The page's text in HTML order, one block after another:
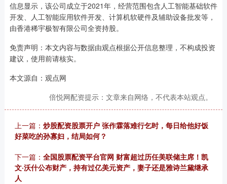
信息显示，该公司成立于2021年，经营范围包含人工智能基础软件
开发、人工智能应用软件开发、计算机软硬件及辅助设备批发等，
由香港稀宇极智有限公司全资持股。
免责声明：本文内容与数据由观点根据公开信息整理，不构成投资
建议，使用前请核实。
本文源自：观点网
倍悦网配资提示：文章来自网络，不代表本站观点。
上一篇： 炒股配资股票开户 张作霖落难行乞时，每日给他好饭
好菜吃的孙寡妇，结局如何？
下一篇： 全国股票配资平台官网 财富超过历任美联储主席！凯
文·沃什公布财产，持有过亿美元资产，妻子还是雅诗兰黛继承
人